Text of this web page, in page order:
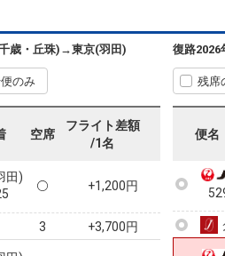
歳・丘珠) →東京(羽田)
のみ
空席
フライト差額
/1名
5
田)
選択中
+10,600円
田)
+1,200円
3 +3,700円
復路2026
残席
便名